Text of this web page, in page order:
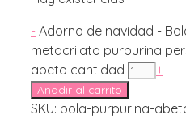
- Adorno de navidad -
metacrilato purpurina
abeto cantidad
+
Añadir al carrito
SKU: bola-purpurina-